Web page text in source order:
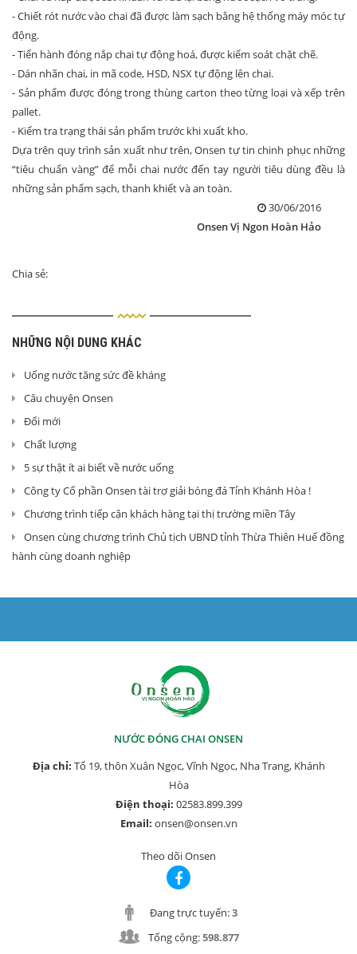
- Chiết rót nước vào chai đã được làm sạch bằng hệ thống máy móc tự
động.
- Tiến hành đóng nắp chai tự động hoá, được kiểm soát chặt chẽ.
- Dán nhãn chai, in mã code, HSD, NSX tự động lên chai.
- Sản phẩm được đóng trong thùng carton theo từng loại và xếp trên
pallet.
- Kiểm tra trạng thái sản phẩm trước khi xuất kho.
Dựa trên quy trình sản xuất như trên, Onsen tự tin chinh phục những
“tiêu chuẩn vàng” để mỗi chai nước đến tay người tiêu dùng đều là
những sản phẩm sạch, thanh khiết và an toàn.
30/06/2016
Onsen Vị Ngon Hoàn Hảo
Chia sẻ:
NHỮNG NỘI DUNG KHÁC
Uống nước tăng sức đề kháng
Câu chuyện Onsen
Đổi mới
Chất lượng
5 sự thật ít ai biết về nước uống
Công ty Cổ phần Onsen tài trợ giải bóng đá Tỉnh Khánh Hòa !
Chương trình tiếp cận khách hàng tại thị trường miền Tây
Onsen cùng chương trình Chủ tịch UBND tỉnh Thừa Thiên Huế đồng
hành cùng doanh nghiệp
NƯỚC ĐÓNG CHAI ONSEN
Địa chỉ: Tổ 19, thôn Xuân Ngọc, Vĩnh Ngọc, Nha Trang, Khánh
Hòa
Điện thoại: 02583.899.399
Email: onsen@onsen.vn
Theo dõi Onsen
Đang trực tuyến:3
Tổng cộng:598.877